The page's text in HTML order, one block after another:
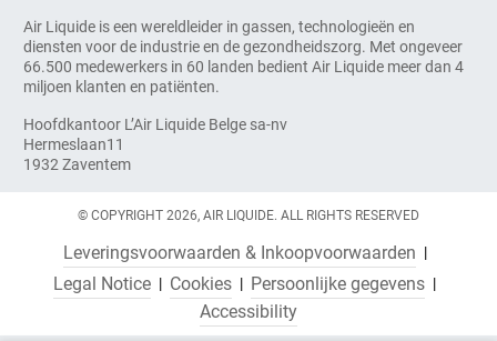
Air Liquide is een wereldleider in gassen, technologieën en
diensten voor de industrie en de gezondheidszorg. Met ongeveer
66.500 medewerkers in 60 landen bedient Air Liquide meer dan 4
miljoen klanten en patiënten.
Hoofdkantoor L’Air Liquide Belge sa-nv
Hermeslaan11
1932 Zaventem
© COPYRIGHT 2026, AIR LIQUIDE. ALL RIGHTS RESERVED
Leveringsvoorwaarden & Inkoopvoorwaarden
Legal Notice
Cookies
Persoonlijke gegevens
Accessibility